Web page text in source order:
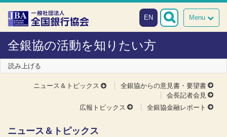
本文へスキップ
障がい者向け相談窓口
Menu
EN
全銀協の活動を知りたい方
読み上げる
ニュース＆トピックス
全銀協からの意見書・要望書
会長記者会見
広報トピックス
全銀協金融レポート
ニュース＆トピックス